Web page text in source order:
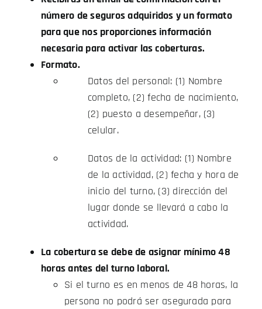
número de seguros adquiridos y un formato
para que nos proporciones información
necesaria para activar las coberturas.
Formato.
Datos del personal: (1) Nombre
completo, (2) fecha de nacimiento,
(2) puesto a desempeñar, (3)
celular.
Datos de la actividad: (1) Nombre
de la actividad, (2) fecha y hora de
inicio del turno, (3) dirección del
lugar donde se llevará a cabo la
actividad.
La cobertura se debe de asignar mínimo 48
horas antes del turno laboral.
Si el turno es en menos de 48 horas, la
persona no podrá ser asegurada para